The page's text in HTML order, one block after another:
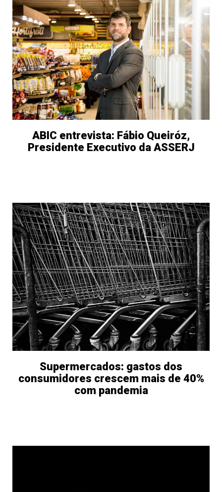
ABIC entrevista: Fábio Queiróz,
Presidente Executivo da ASSERJ
Supermercados: gastos dos
consumidores crescem mais de 40%
com pandemia